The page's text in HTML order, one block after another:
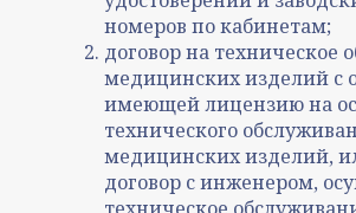
номеров по кабинетам;
договор на техническое
медицинских изделий с
имеющей лицензию на
технического
медицинских изделий,
договор с инженером,